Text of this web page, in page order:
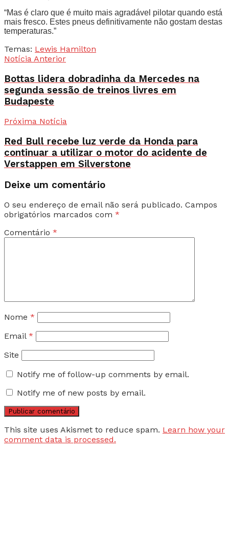
“Mas é claro que é muito mais agradável pilotar quando está
mais fresco. Estes pneus definitivamente não gostam destas
temperaturas.”
Temas: Lewis Hamilton
Notícia Anterior
Bottas lidera dobradinha da Mercedes na
segunda sessão de treinos livres em
Budapeste
Próxima Notícia
Red Bull recebe luz verde da Honda para
continuar a utilizar o motor do acidente de
Verstappen em Silverstone
Deixe um comentário
O seu endereço de email não será publicado. Campos
obrigatórios marcados com *
Comentário *
Nome *
Email *
Site
Notify me of follow-up comments by email.
Notify me of new posts by email.
This site uses Akismet to reduce spam. Learn how your
comment data is processed.